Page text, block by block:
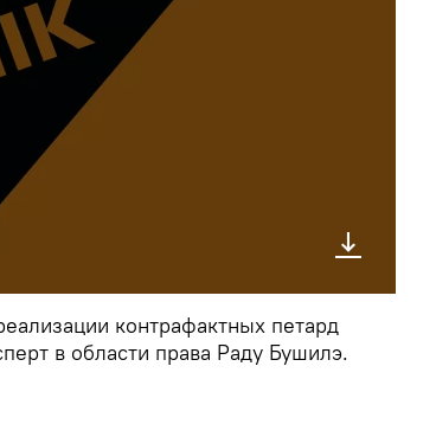
контрафактных петард
в области права Раду Бушилэ.